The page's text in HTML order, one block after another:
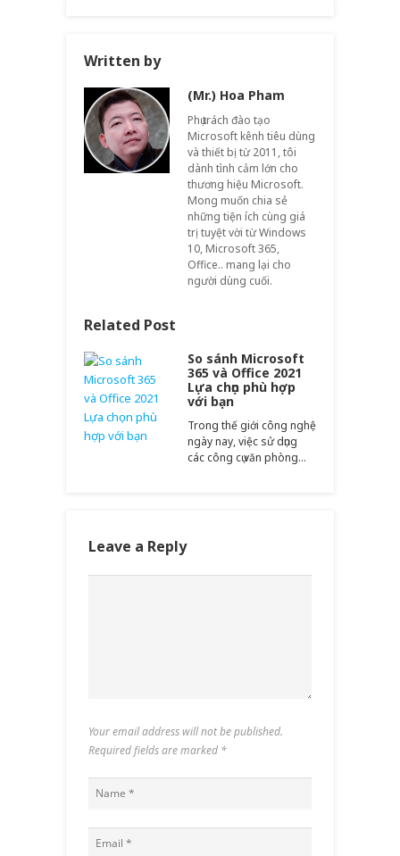
Written by
(Mr.) Hoa Pham
Phụ trách đào tạo
Microsoft kênh tiêu dùng
và thiết bị từ 2011, tôi
dành tình cảm lớn cho
thương hiệu Microsoft.
Mong muốn chia sẻ
những tiện ích cùng giá
trị tuyệt vời từ Windows
10, Microsoft 365,
Office.. mang lại cho
người dùng cuối.
Related Post
So sánh Microsoft
365 và Office 2021
Lựa chọn phù hợp
với bạn
Trong thế giới công nghệ
ngày nay, việc sử dụng
các công cụ văn phòng…
Leave a Reply
Your email address will not be published.
Required fields are marked *